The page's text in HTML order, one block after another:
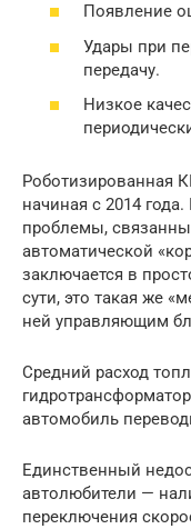
Появление
Удары при
передачу.
Низкое
Роботизированная
начиная с 2014
проблемы,
автоматической
заключается в
сути, это такая же
ней управляющим
Средний расход
автомобиль
Единственный
автолюбители —
переключения